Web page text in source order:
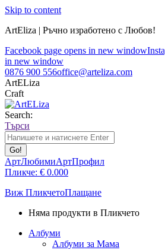
Skip to content
ArtEliza | Ръчно изработено с Любов!
Facebook page opens in new window
in new window
0876 900 556office@arteliza.com
ArtELiza
Craft
Search:
Търси
АртЛюбимиАртПрофил
Пликче: € 0.000
Виж ПликчетоПлащане
Няма продукти в Пликчето
Албуми
Албуми за Мама